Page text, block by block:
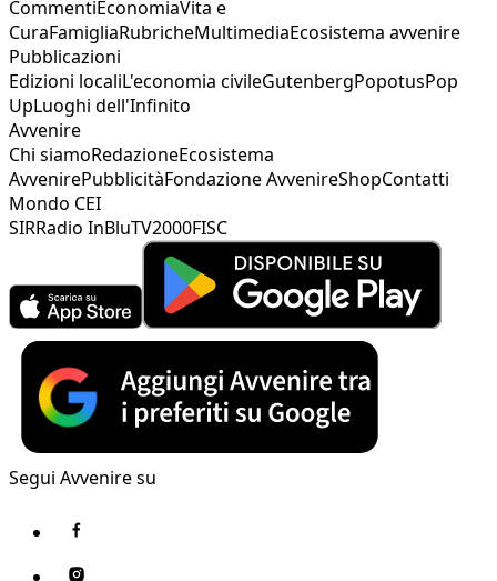
CommentiEconomiaVita e
CuraFamigliaRubricheMultimediaEcosistema avvenire
Pubblicazioni
Edizioni localiL'economia civileGutenbergPopotusPop
UpLuoghi dell'Infinito
Avvenire
Chi siamoRedazioneEcosistema
AvvenirePubblicitàFondazione AvvenireShopContatti
Mondo CEI
SIRRadio InBluTV2000FISC
Segui Avvenire su